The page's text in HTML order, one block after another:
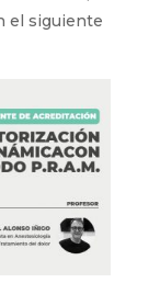
el siguiente